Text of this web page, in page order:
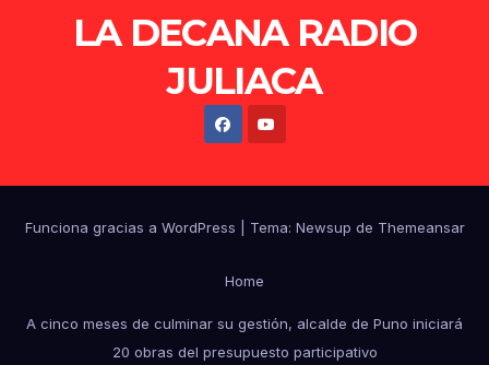
LA DECANA RADIO
JULIACA
Funciona gracias a WordPress Tema: Newsup de Themeansar
Home
A cinco meses de culminar su gestión, alcalde de Puno iniciará
20 obras del presupuesto participativo